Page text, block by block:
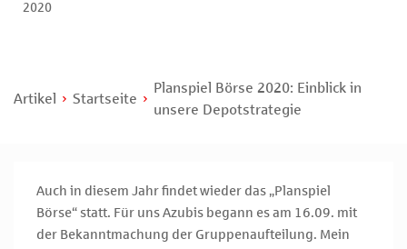
2020
Artikel Startseite
Planspiel Börse 2020: Einblick in
unsere Depotstrategie
Auch in diesem Jahr findet wieder das „Planspiel
Börse“ statt. Für uns Azubis begann es am 16.09. mit
der Bekanntmachung der Gruppenaufteilung. Mein